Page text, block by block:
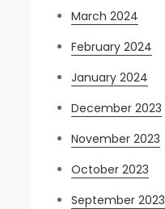
March 2024
February 2024
January 2024
December 2023
November 2023
October 2023
September 2023